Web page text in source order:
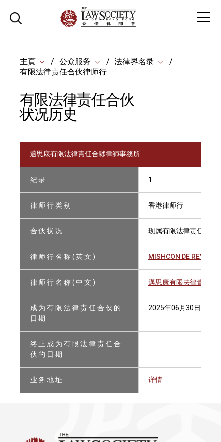
主頁 公众服务
法律界名录
有限法律责任合伙律师行
有限法律责任合伙
状况历史
邁思康有限法律責任合夥律師事務所
纪 录 1
律 师 行 类 别 香港律师行
合 伙 状 况 现属有限法律责任合伙
律 师 行 名 称 ( 英 文 ) MISHCON DE REYA LLP
律 师 行 名 称 ( 中 文 ) 邁思康有限法律責任合
成 为 有 限 法 律 责 任 合 伙 的
日 期
2025年06月30日
终 止 成 为 有 限 法 律 责 任 合
伙 的 日 期
业 务 地 址 详情